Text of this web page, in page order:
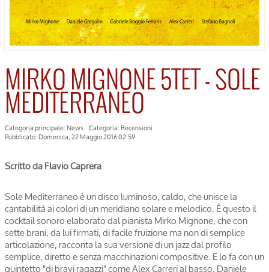
MIRKO MIGNONE 5TET - SOLE
MEDITERRANEO
Categoria principale: News Categoria: Recensioni
Pubblicato: Domenica, 22 Maggio 2016 02:59
Scritto da Flavio Caprera
Sole Mediterraneo è un disco luminoso, caldo, che unisce la
cantabilità ai colori di un meridiano solare e melodico. È questo il
cocktail sonoro elaborato dal pianista Mirko Mignone, che con
sette brani, da lui firmati, di facile fruizione ma non di semplice
articolazione, racconta la sua versione di un jazz dal profilo
semplice, diretto e senza macchinazioni compositive. E lo fa con un
quintetto "di bravi ragazzi" come Alex Carreri al basso, Daniele